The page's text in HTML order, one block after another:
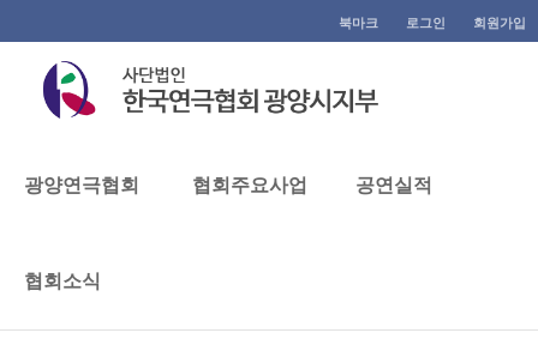
북마크 로그인 회원가입
광양연극협회 협회주요사업 공연실적
협회소식